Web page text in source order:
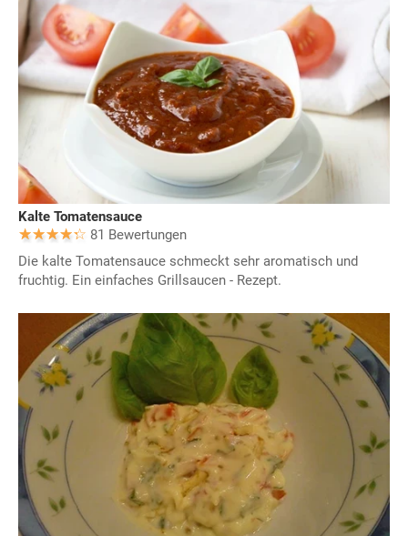
Kalte Tomatensauce
81 Bewertungen
Die kalte Tomatensauce schmeckt sehr aromatisch und
fruchtig. Ein einfaches Grillsaucen - Rezept.